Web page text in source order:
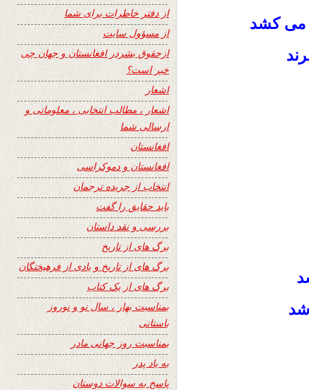
می کشد
از دفتر خاطرات برای شما
از مسؤول سایت
ازحقوق بشردر افغانستان و جهان چی
خبر است؟
اشعار
اشعار ، مطالب انتخابی ، معلوماتی و
ارسالی شما
افغانستان
افغانستان و دموکراسی
انتخاب از جریده ترجمان
باید حقایق را گفت
بررسی و نقد داستان
برگ های از تاریخ
برگ های از تاریخ و یادی از فرهیختگان
برگ های از یک کتاب
بمناسبت بهار ، سال نو و نوروز
باستانی
بمناسبت روز جهانی مادر
به یاد پدر
پاسخ به سوالات دوستان